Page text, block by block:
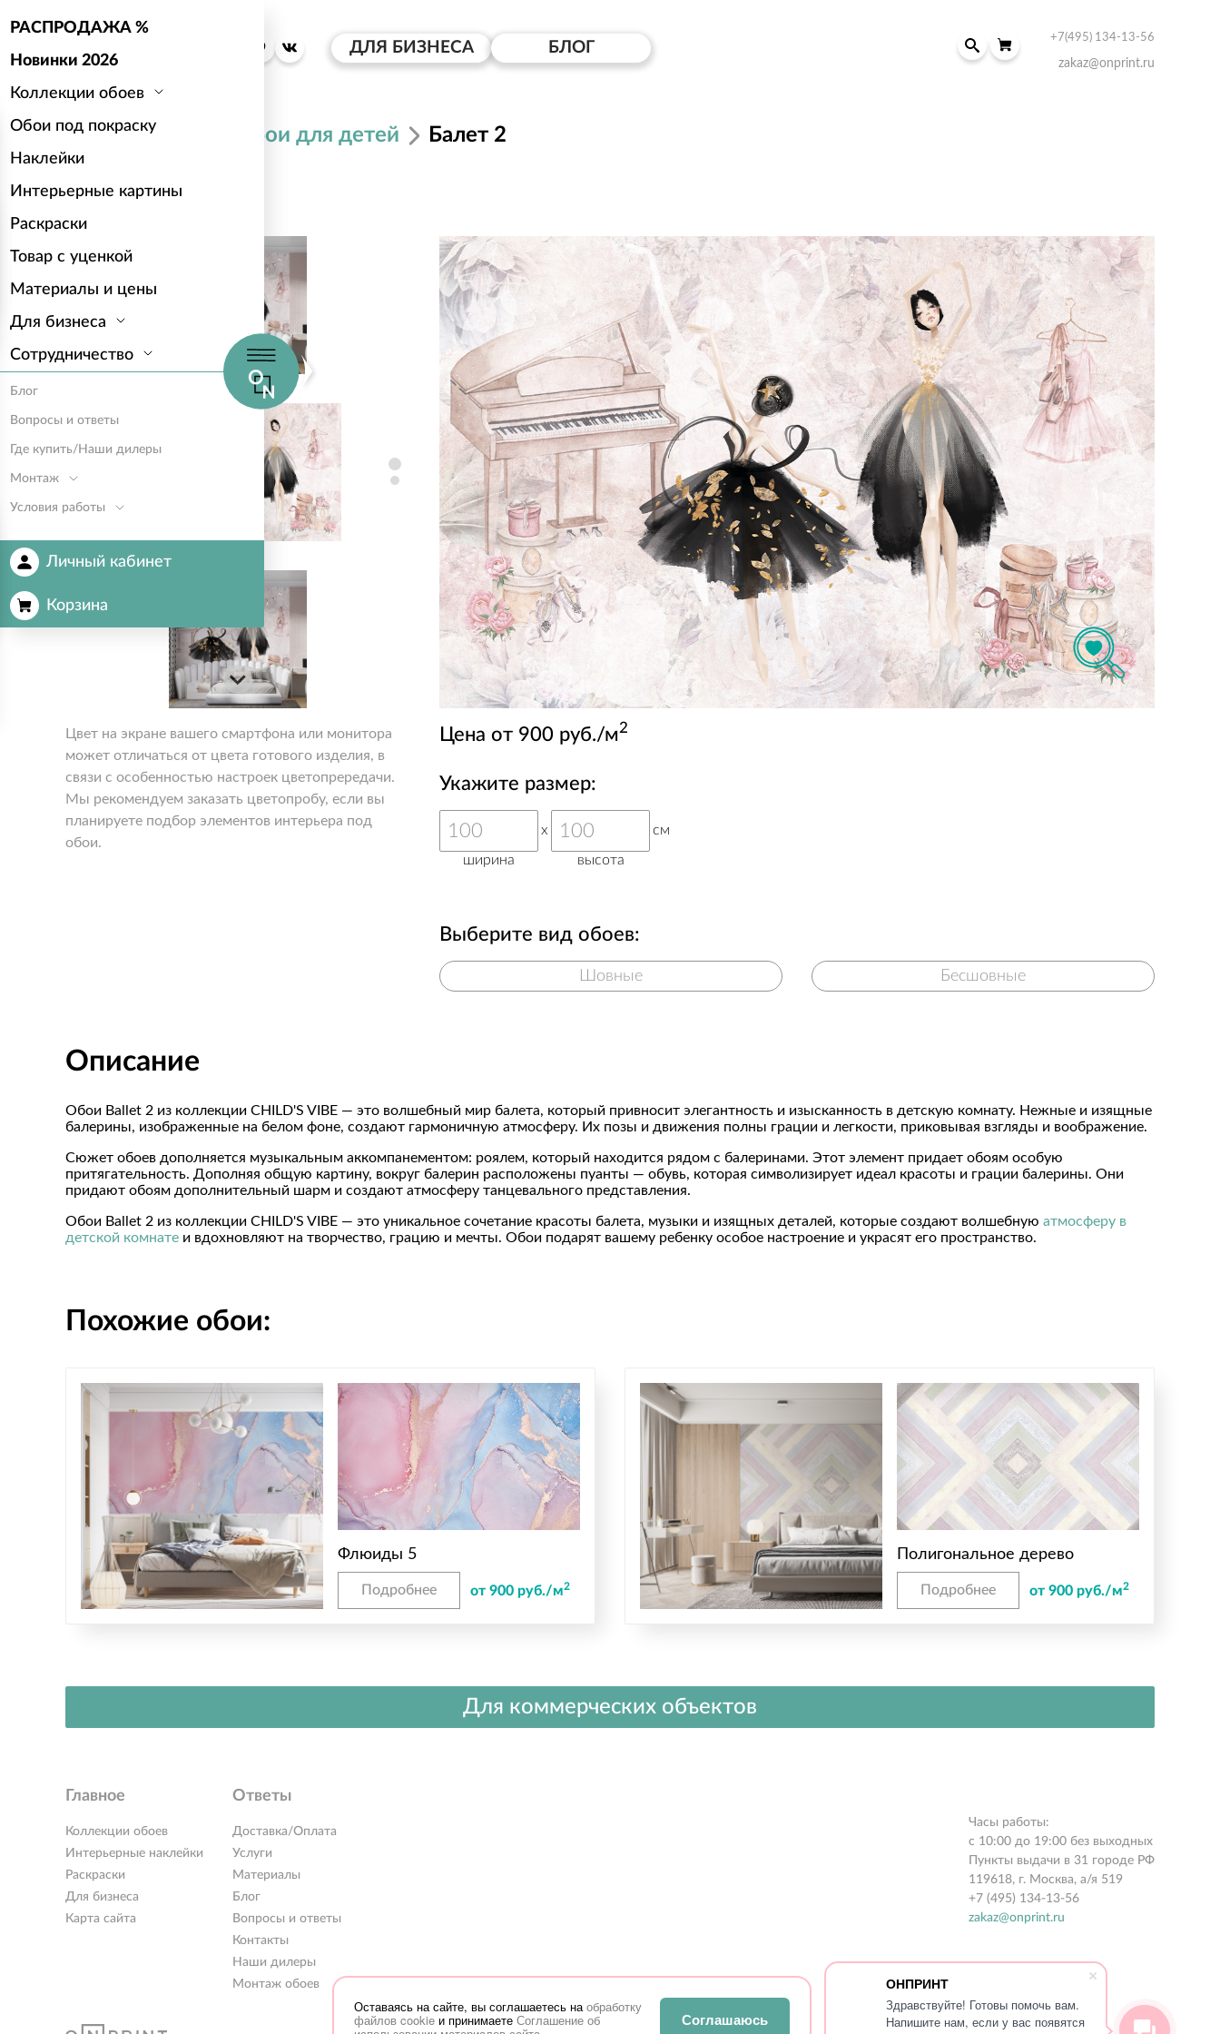
ОНПРИНТ
Здравствуйте! Готовы помочь вам.
Напишите нам, если у вас появятся
ДЛЯ БИЗНЕСА БЛОГ
+7(495) 134-13-56
zakaz@onprint.ru
РАСПРОДАЖА %
Новинки 2026
Коллекции обоев
Обои под покраску
Наклейки
Интерьерные картины
Раскраски
Товар с уценкой
Материалы и цены
Для бизнеса
Сотрудничество
Блог
Вопросы и ответы
Где купить/Наши дилеры
Монтаж
Условия работы
Личный кабинет
Корзина
Каталог Обои для детей Балет 2
Балет 2
Цвет на экране вашего смартфона или монитора
может отличаться от цвета готового изделия, в
связи с особенностью настроек цветопрередачи.
Мы рекомендуем заказать цветопробу, если вы
планируете подбор элементов интерьера под
обои.
Цена от 900 руб./м2
Укажите размер:
ширина
x
высота
см
Выберите вид обоев:
Шовные Бесшовные
Описание
Обои Ballet 2 из коллекции CHILD'S VIBE — это волшебный мир балета, который привносит элегантность и изысканность в детскую комнату. Нежные и изящные
балерины, изображенные на белом фоне, создают гармоничную атмосферу. Их позы и движения полны грации и легкости, приковывая взгляды и воображение.
Сюжет обоев дополняется музыкальным аккомпанементом: роялем, который находится рядом с балеринами. Этот элемент придает обоям особую
притягательность. Дополняя общую картину, вокруг балерин расположены пуанты — обувь, которая символизирует идеал красоты и грации балерины. Они
придают обоям дополнительный шарм и создают атмосферу танцевального представления.
Обои Ballet 2 из коллекции CHILD'S VIBE — это уникальное сочетание красоты балета, музыки и изящных деталей, которые создают волшебную атмосферу в
детской комнате и вдохновляют на творчество, грацию и мечты. Обои подарят вашему ребенку особое настроение и украсят его пространство.
Похожие обои:
Флюиды 5
Подробнее от 900 руб./м2
Полигональное дерево
Подробнее от 900 руб./м2
Для коммерческих объектов
Главное
Коллекции обоев
Интерьерные наклейки
Раскраски
Для бизнеса
Карта сайта
Ответы
Доставка/Оплата
Услуги
Материалы
Блог
Вопросы и ответы
Контакты
Наши дилеры
Монтаж обоев
Часы работы:
с 10:00 до 19:00 без выходных
Пункты выдачи в 31 городе РФ
119618, г. Москва, а/я 519
+7 (495) 134-13-56
zakaz@onprint.ru
© 2015-2026 «ONPRINT»
Оставаясь на сайте, вы соглашаетесь на обработку
файлов cookie и принимаете Соглашение об Соглашаюсь